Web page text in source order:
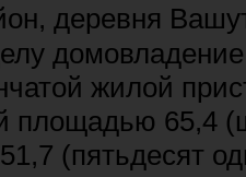
деревня
домовладение
жилой
площадью 65,4
(пятьдесят